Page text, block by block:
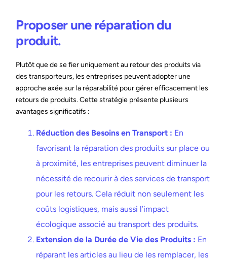
Proposer une réparation du
produit.
Plutôt que de se fier uniquement au retour des produits via
des transporteurs, les entreprises peuvent adopter une
approche axée sur la réparabilité pour gérer efficacement les
retours de produits. Cette stratégie présente plusieurs
avantages significatifs :
Réduction des Besoins en Transport : En
favorisant la réparation des produits sur place ou
à proximité, les entreprises peuvent diminuer la
nécessité de recourir à des services de transport
pour les retours. Cela réduit non seulement les
coûts logistiques, mais aussi l’impact
écologique associé au transport des produits.
Extension de la Durée de Vie des Produits : En
réparant les articles au lieu de les remplacer, les